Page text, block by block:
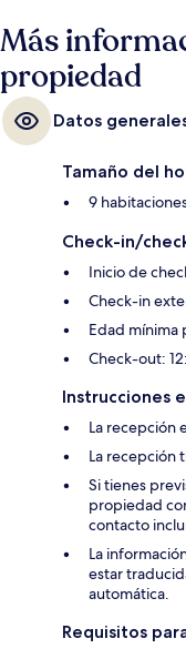
Más
propiedad
Datos
Tamaño del
9
Check-in/
Inicio de
Check-in
Edad mínima
Check-out:
Instrucciones
La recepción
La recepción
Si tienes
propiedad
contacto
La
estar
automática.
Requisitos